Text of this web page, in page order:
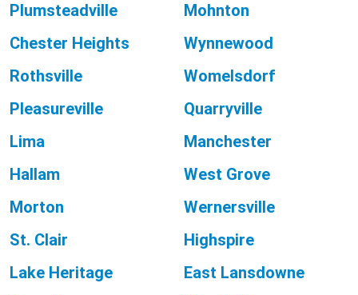
Plumsteadville
Mohnton
Chester Heights
Wynnewood
Rothsville
Womelsdorf
Pleasureville
Quarryville
Lima
Manchester
Hallam
West Grove
Morton
Wernersville
St. Clair
Highspire
Lake Heritage
East Lansdowne